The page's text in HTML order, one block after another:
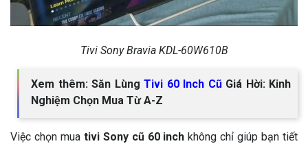
Tivi Sony Bravia KDL-60W610B
Xem thêm: Săn Lùng Tivi 60 Inch CũGiá Hời: Kinh
Nghiệm Chọn Mua Từ A-Z
Việc chọn muativi Sony cũ 60 inch không chỉ giúp bạn tiết